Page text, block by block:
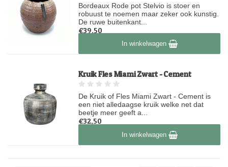
Bordeaux Rode pot Stelvio is stoer en
robuust te noemen maar zeker ook kunstig.
De ruwe buitenkant...
€39,50
Op voorraadIn winkelwagen
Kruik Fles Miami Zwart - Cement
De Kruik of Fles Miami Zwart - Cement is
een niet alledaagse kruik welke net dat
beetje meer geeft a...
€32,50
Op voorraadIn winkelwagen